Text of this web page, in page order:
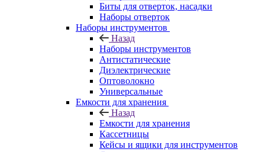
Биты для отверток, насадки
Наборы отверток
Наборы инструментов
Назад
Наборы инструментов
Антистатические
Диэлектрические
Оптоволокно
Универсальные
Емкости для хранения
Назад
Емкости для хранения
Кассетницы
Кейсы и ящики для инструментов